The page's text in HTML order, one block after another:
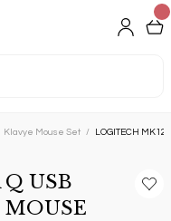
Klavye Mouse Set LOGITECH
USB
MOUSE